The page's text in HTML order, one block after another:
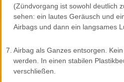
(Zündvorgang ist sowohl deutlich
sehen: ein lautes Geräusch und
Airbags und dann ein langsames
7. Airbag als Ganzes entsorgen.
werden. In einen stabilen
verschließen.